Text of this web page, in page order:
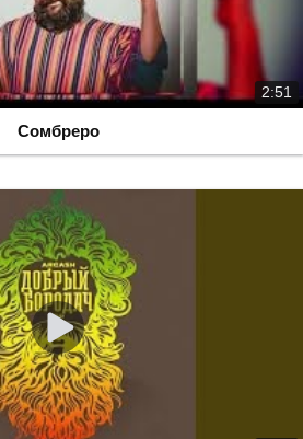
2:51
Сомбреро